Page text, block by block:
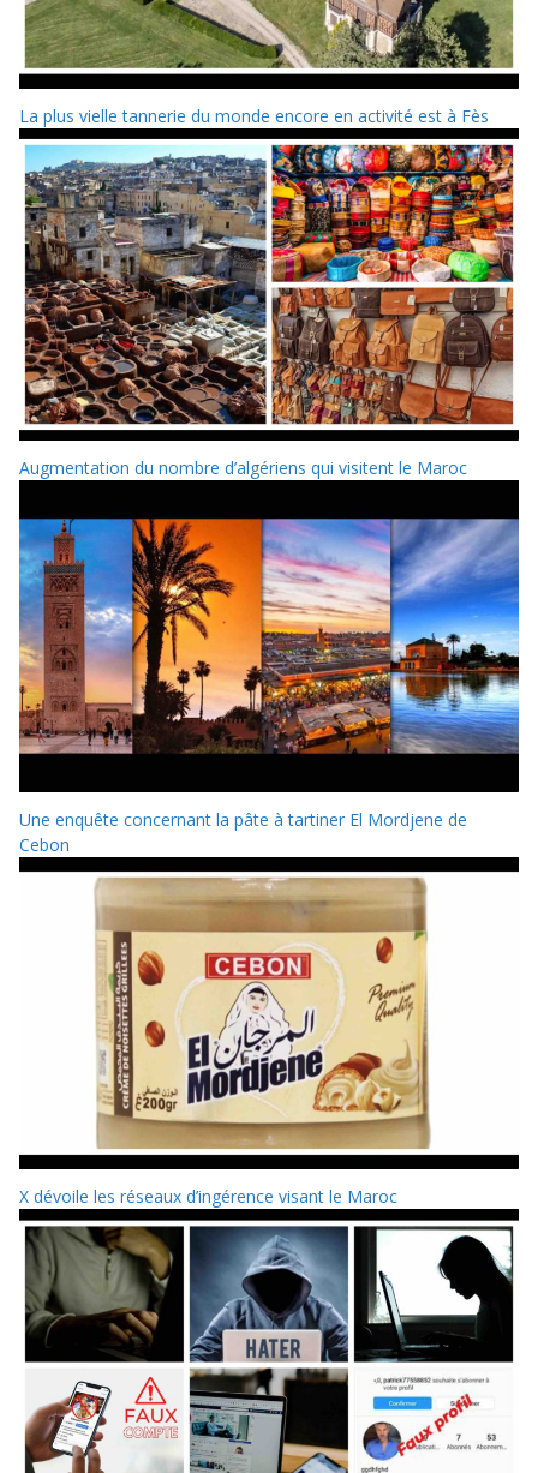
La plus vielle tannerie du monde encore en activité est à Fès
Augmentation du nombre d’algériens qui visitent le Maroc
Une enquête concernant la pâte à tartiner El Mordjene de
Cebon
X dévoile les réseaux d’ingérence visant le Maroc